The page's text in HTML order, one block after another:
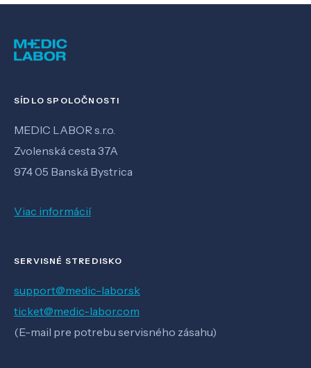
SÍDLO SPOLOČNOSTI
MEDIC LABOR s.r.o.
Zvolenská cesta 37A
974 05 Banská Bystrica
Viac informácií
SERVISNÉ STREDISKO
support@medic-labor.sk
ticket@medic-labor.com
(E-mail pre potrebu servisného zásahu)